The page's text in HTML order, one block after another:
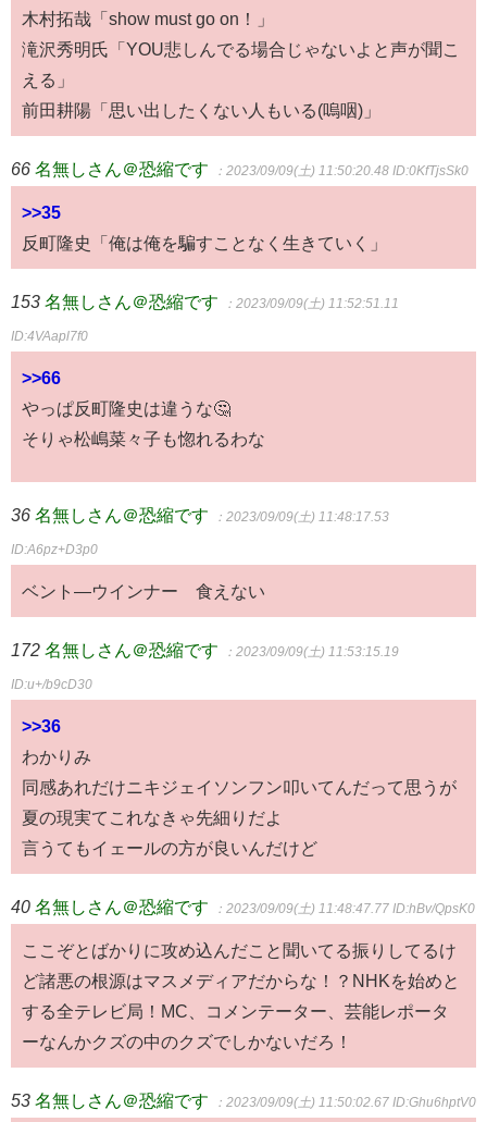
木村拓哉「show must go on！」
滝沢秀明氏「YOU悲しんでる場合じゃないよと声が聞こ
える」
前田耕陽「思い出したくない人もいる(嗚咽)」
66 名無しさん＠恐縮です ：2023/09/09(土) 11:50:20.48 ID:0KfTjsSk0
>>35
反町隆史「俺は俺を騙すことなく生きていく」
153 名無しさん＠恐縮です ：2023/09/09(土) 11:52:51.11
ID:4VAapl7f0
>>66
やっぱ反町隆史は違うな🤔
そりゃ松嶋菜々子も惚れるわな
36 名無しさん＠恐縮です ：2023/09/09(土) 11:48:17.53
ID:A6pz+D3p0
ベント―ウインナー 食えない
172 名無しさん＠恐縮です ：2023/09/09(土) 11:53:15.19
ID:u+/b9cD30
>>36
わかりみ
同感あれだけニキジェイソンフン叩いてんだって思うが
夏の現実てこれなきゃ先細りだよ
言うてもイェールの方が良いんだけど
40 名無しさん＠恐縮です ：2023/09/09(土) 11:48:47.77 ID:hBv/QpsK0
ここぞとばかりに攻め込んだこと聞いてる振りしてるけ
ど諸悪の根源はマスメディアだからな！？NHKを始めと
する全テレビ局！MC、コメンテーター、芸能レポータ
ーなんかクズの中のクズでしかないだろ！
53 名無しさん＠恐縮です ：2023/09/09(土) 11:50:02.67 ID:Ghu6hptV0